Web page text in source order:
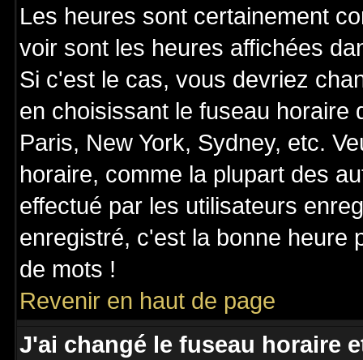
Les heures sont certainement
voir sont les heures affichées
Si c'est le cas, vous devriez
en choisissant le fuseau horaire
Paris, New York, Sydney, etc.
horaire, comme la plupart des
effectué par les utilisateurs
enregistré, c'est la bonne heure
de mots !
Revenir en haut de page
J'ai changé le fuseau horaire